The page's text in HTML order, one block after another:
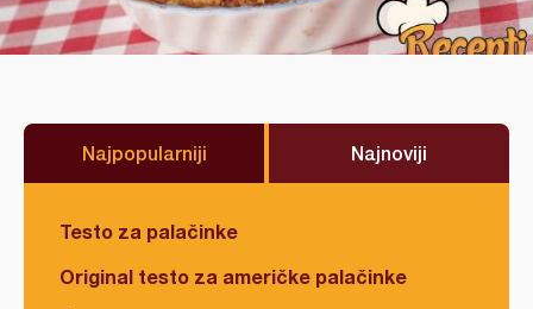
Najpopularniji Najnoviji
Testo za palačinke
Original testo za američke palačinke